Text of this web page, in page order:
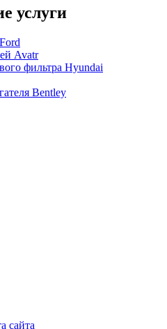
услуги
Avatr
фильтра Hyundai
Bentley
сайта